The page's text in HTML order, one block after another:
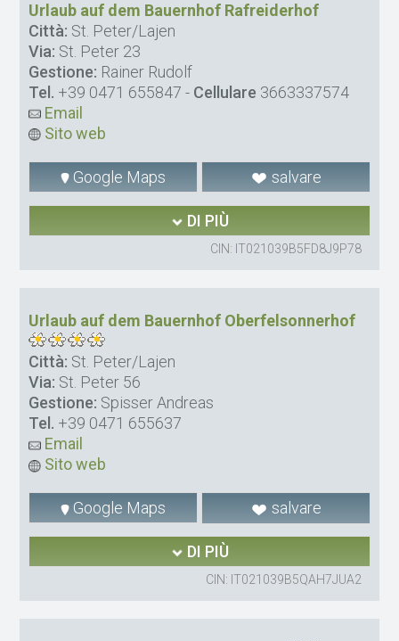
Urlaub auf dem Bauernhof Rafreiderhof
Città: St. Peter/Lajen
Via: St. Peter 23
Gestione: Rainer Rudolf
Tel. +39 0471 655847 - Cellulare 3663337574
Email
Sito web
Google Maps salvare
DI PIÙ
CIN: IT021039B5FD8J9P78
Urlaub auf dem Bauernhof Oberfelsonnerhof
Città: St. Peter/Lajen
Via: St. Peter 56
Gestione: Spisser Andreas
Tel. +39 0471 655637
Email
Sito web
Google Maps salvare
DI PIÙ
CIN: IT021039B5QAH7JUA2